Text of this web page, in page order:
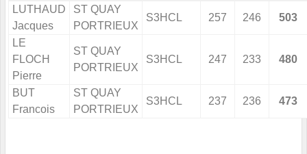
LUTHAUD
Jacques
ST QUAY
PORTRIEUX
S3HCL 257 246 503
LE
FLOCH
Pierre
ST QUAY
PORTRIEUX
S3HCL 247 233 480
BUT
Francois
ST QUAY
PORTRIEUX
S3HCL 237 236 473